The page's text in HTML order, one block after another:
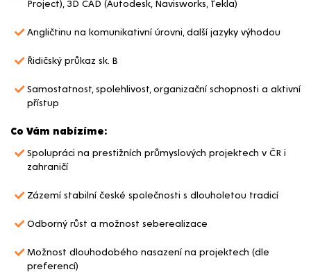
Project), 3D CAD (Autodesk, Navisworks, Tekla)
Angličtinu na komunikativní úrovni, další jazyky výhodou
Řidičský průkaz sk. B
Samostatnost, spolehlivost, organizační schopnosti a aktivní
přístup
Co Vám nabízíme:
Spolupráci na prestižních průmyslových projektech v ČR i
zahraničí
Zázemí stabilní české společnosti s dlouholetou tradicí
Odborný růst a možnost seberealizace
Možnost dlouhodobého nasazení na projektech (dle
preferencí)